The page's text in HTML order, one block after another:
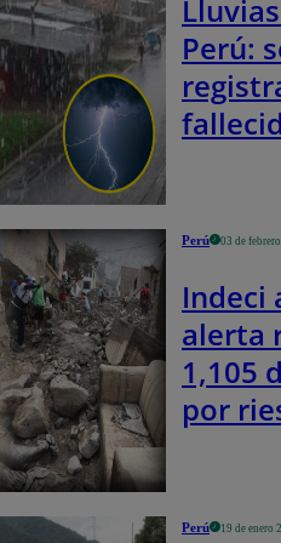
Perú:
Perú 03 de
Indeci
alerta
1,105
por
Perú 19 de enero